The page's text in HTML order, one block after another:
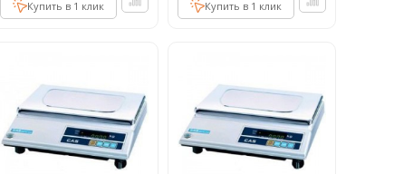
Купить в 1 клик Купить в 1 клик